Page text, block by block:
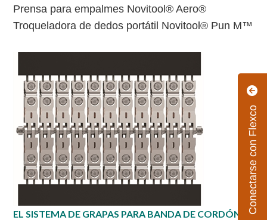
Conectarse con Flexco
Prensa para empalmes Novitool® Aero®
Troqueladora de dedos portátil Novitool® Pun M™
EL SISTEMA DE GRAPAS PARA BANDA DE CORDÓN